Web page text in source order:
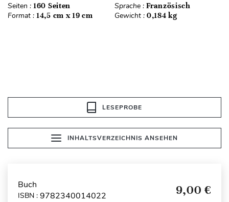
Seiten : 160 Seiten Sprache : Französisch
Format : 14,5 cm x 19 cm Gewicht : 0,184 kg
LESEPROBE
INHALTSVERZEICHNIS ANSEHEN
Buch
ISBN : 9782340014022 9,00 €